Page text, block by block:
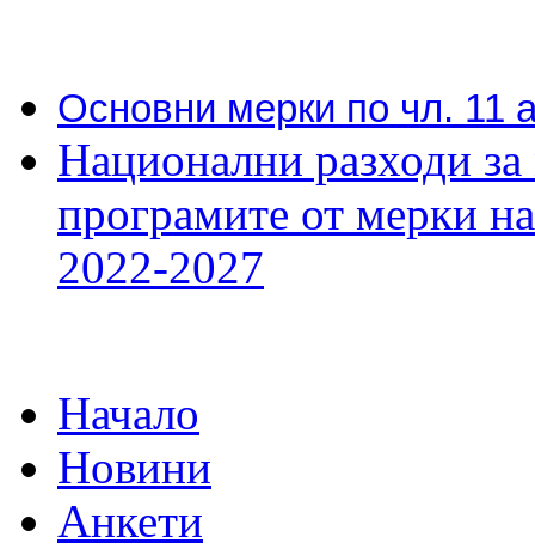
Основни мерки по чл. 11
Национални разходи
програмите от мерки
2022-2027
Начало
Новини
Анкети